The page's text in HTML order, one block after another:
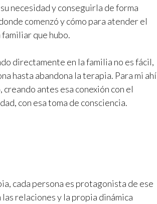
necesidad y conseguirla de forma
comenzó y cómo para atender el
que hubo.
directamente en la familia no es fácil,
hasta abandona la terapia. Para mi ahí
antes esa conexión con el
con esa toma de consciencia.
cada persona es protagonista de ese
relaciones y la propia dinámica